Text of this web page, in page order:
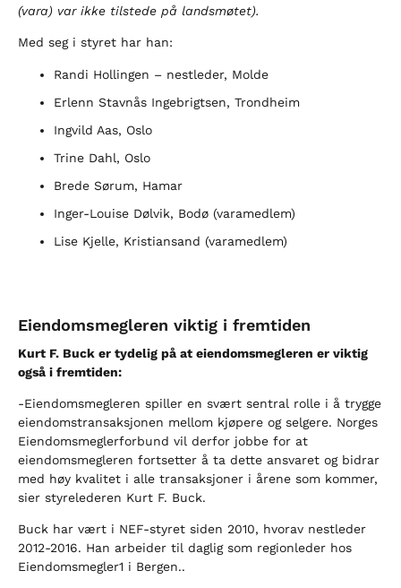
(vara) var ikke tilstede på landsmøtet).
Med seg i styret har han:
Randi Hollingen – nestleder, Molde
Erlenn Stavnås Ingebrigtsen, Trondheim
Ingvild Aas, Oslo
Trine Dahl, Oslo
Brede Sørum, Hamar
Inger-Louise Dølvik, Bodø (varamedlem)
Lise Kjelle, Kristiansand (varamedlem)
Eiendomsmegleren viktig i fremtiden
Kurt F. Buck er tydelig på at eiendomsmegleren er viktig
også i fremtiden:
-Eiendomsmegleren spiller en svært sentral rolle i å trygge
eiendomstransaksjonen mellom kjøpere og selgere. Norges
Eiendomsmeglerforbund vil derfor jobbe for at
eiendomsmegleren fortsetter å ta dette ansvaret og bidrar
med høy kvalitet i alle transaksjoner i årene som kommer,
sier styrelederen Kurt F. Buck.
Buck har vært i NEF-styret siden 2010, hvorav nestleder
2012-2016. Han arbeider til daglig som regionleder hos
Eiendomsmegler1 i Bergen..